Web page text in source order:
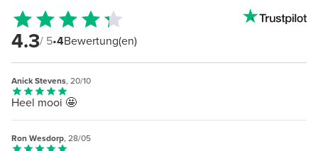
4.3/ 5•4Bewertung(en)
Anick Stevens, 20/10
Heel mooi 🤩
Ron Wesdorp, 28/05